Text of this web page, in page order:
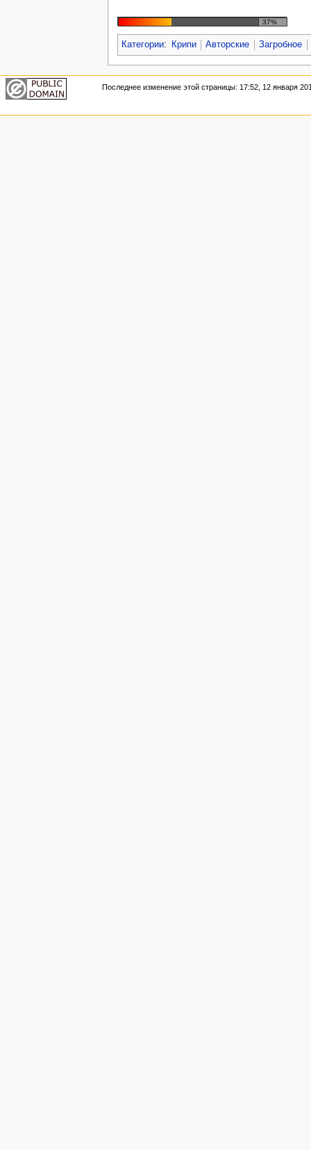
37%
Категории: Крипи Авторские Загробное
Последнее изменение этой страницы: 17:52, 12 января